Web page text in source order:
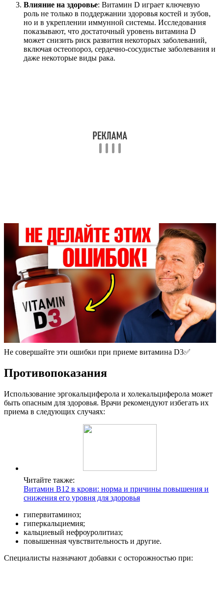
Влияние на здоровье: Витамин D играет ключевую
роль не только в поддержании здоровья костей и зубов,
но и в укреплении иммунной системы. Исследования
показывают, что достаточный уровень витамина D
может снизить риск развития некоторых заболеваний,
включая остеопороз, сердечно-сосудистые заболевания и
даже некоторые виды рака.
Не совершайте эти ошибки при приеме витамина D3✅
Противопоказания
Использование эргокальциферола и холекальциферола может
быть опасным для здоровья. Врачи рекомендуют избегать их
приема в следующих случаях:
Читайте также:
Витамин В12 в крови: норма и причины повышения и
снижения его уровня для здоровья
гипервитаминоз;
гиперкальциемия;
кальциевый нефроуролитиаз;
повышенная чувствительность и другие.
Специалисты назначают добавки с осторожностью при: